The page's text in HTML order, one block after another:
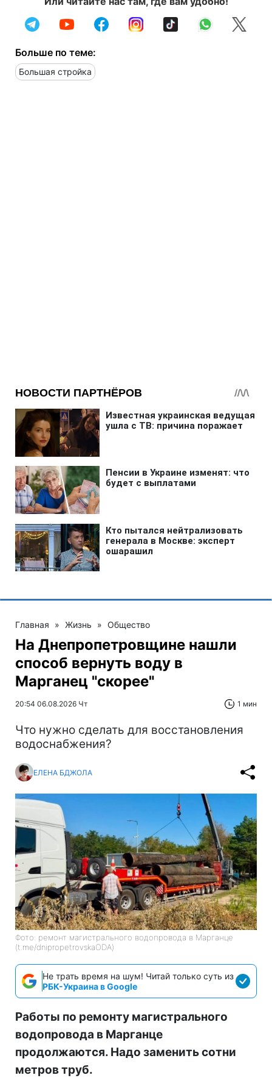
Больше по теме:
Большая стройка
Главная » Жизнь » Общество
На Днепропетровщине нашли
способ вернуть воду в
Марганец "скорее"
20:54 06.08.2026 Чт 1 мин
Что нужно сделать для восстановления
водоснабжения?
ЕЛЕНА БДЖОЛА
Фото: ремонт магистрального водопровода в Марганце
(t.me/dnipropetrovskaODA)
Не трать время на шум! Читай только суть из
РБК-Украина в Google
Работы по ремонту магистрального
водопровода в Марганце
продолжаются. Надо заменить сотни
метров труб.